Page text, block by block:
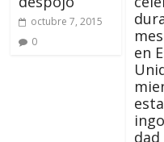
octubre 7, 2015
0
en
dad